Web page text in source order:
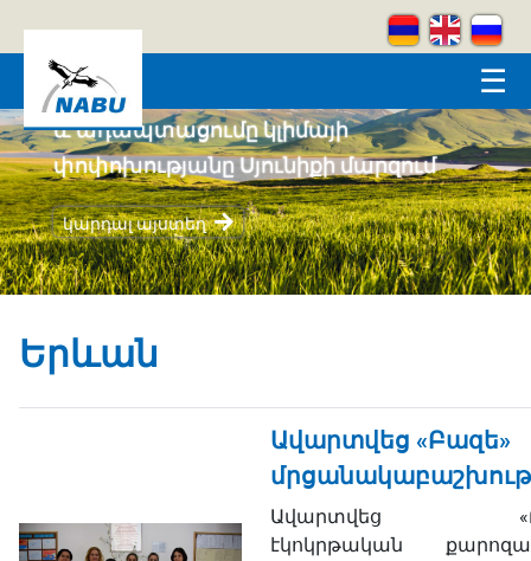
☰
Կրեատիվ լեռներ
կարդալ այստեղ
Երևան
Ավարտվեց «Բազե»
Ավարտվեց
էկոկրթական